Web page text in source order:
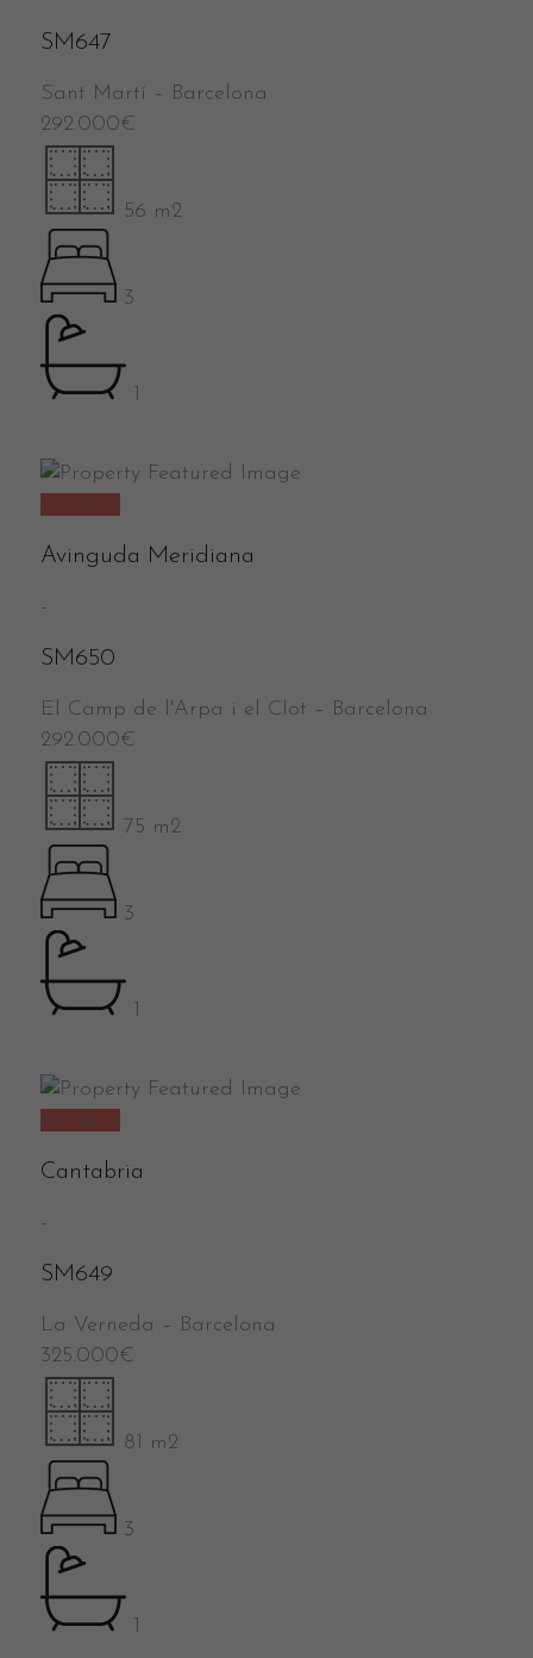
SM647
Sant Martí – Barcelona
292.000€
56 m2
3
1
Vendido
Avinguda Meridiana
-
SM650
El Camp de l'Arpa i el Clot – Barcelona
292.000€
75 m2
3
1
Vendido
Cantabria
-
SM649
La Verneda – Barcelona
325.000€
81 m2
3
1